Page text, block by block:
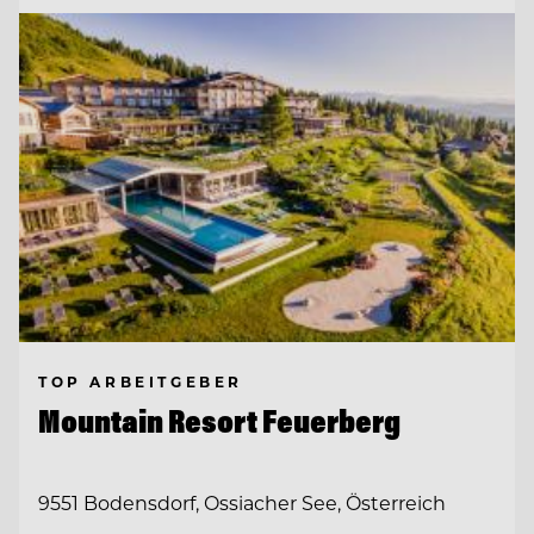
TOP ARBEITGEBER
Mountain Resort Feuerberg
9551 Bodensdorf, Ossiacher See, Österreich